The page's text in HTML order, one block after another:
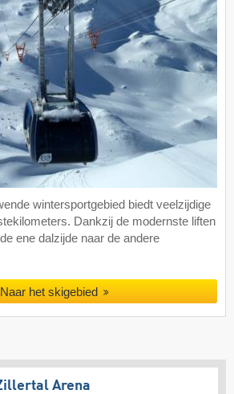
wintersportgebied biedt veelzijdige
Dankzij de modernste liften
ene dalzijde naar de andere
Naar het skigebied
Arena